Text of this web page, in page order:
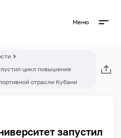
Меню
цикл повышения
отрасли Кубани
запустил